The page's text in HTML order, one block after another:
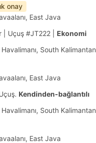
onay
East Java
Uçuş #JT222 Ekonomi
South Kalimantan
East Java
Kendinden-bağlantılı
South Kalimantan
East Java